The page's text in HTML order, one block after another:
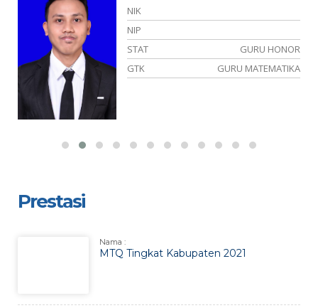
NIK
NIP
STAT
GURU HONOR
GTK
GURU MATEMATIKA
Prestasi
Nama :
MTQ Tingkat Kabupaten 2021